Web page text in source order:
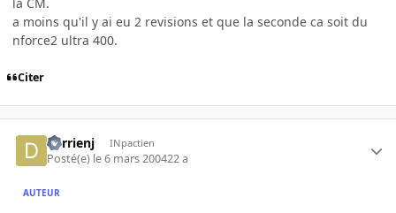
a moins qu'il y ai eu 2 revisions et que la seconde ca soit du
nforce2 ultra 400.
Citer
derrienj INpactien
Posté(e) le 6 mars 200422 a
AUTEUR